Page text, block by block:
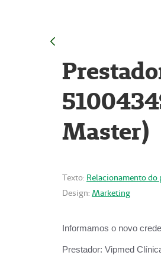
Master)
Texto: Relacionamento do
Design: Marketing
Informamos o novo
Prestador: Vipmed